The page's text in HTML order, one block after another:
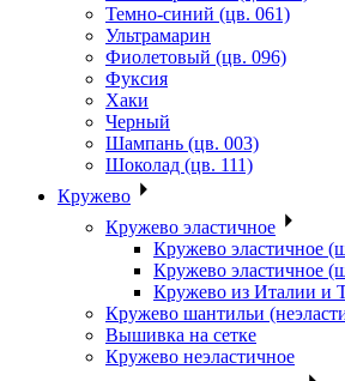
Темно-синий (цв. 061)
Ультрамарин
Фиолетовый (цв. 096)
Фуксия
Хаки
Черный
Шампань (цв. 003)
Шоколад (цв. 111)
Кружево
Кружево эластичное
Кружево эластичное
Кружево эластичное
Кружево из Италии и
Кружево шантильи
Вышивка на сетке
Кружево неэластичное